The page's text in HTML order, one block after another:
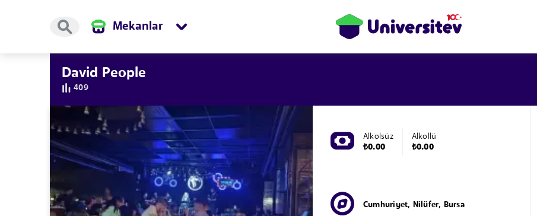
Mekanlar
David People
409
Alkolsüz
₺0.00
Alkollü
₺0.00
Cumhuriyet, Nilüfer, Bursa